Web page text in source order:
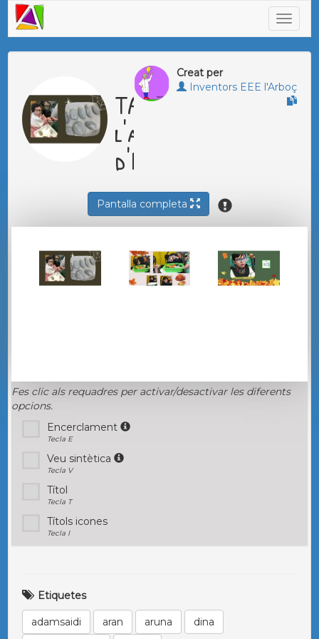
Creat per
Inventors EEE l'Arboç
TARDOR a
l'aula
d'INVENTORS
Pantalla completa
Fes clic als requadres per activar/desactivar les diferents
opcions.
Encerclament
Tecla E
Veu sintètica
Tecla V
Títol
Tecla T
Títols icones
Tecla I
Etiquetes
adamsaidi aran aruna dina